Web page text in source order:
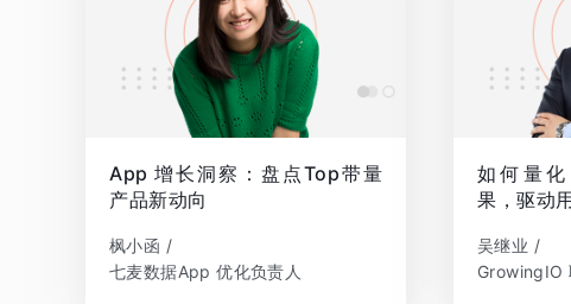
App 增长洞察：盘点Top带量
产品新动向
枫小函 /
七麦数据App 优化负责人
如何量
果，驱动
吴继业 /
GrowingIO